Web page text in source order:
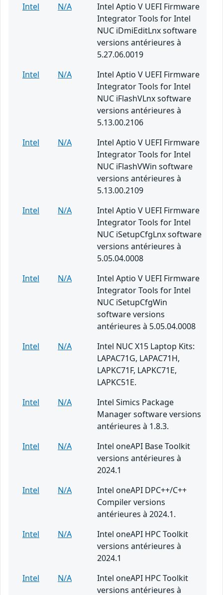
Intel
N/A
Intel Aptio V UEFI Firmware
Integrator Tools for Intel
NUC iDmiEditLnx software
versions antérieures à
5.27.06.0019
Intel
N/A
Intel Aptio V UEFI Firmware
Integrator Tools for Intel
NUC iFlashVLnx software
versions antérieures à
5.13.00.2106
Intel
N/A
Intel Aptio V UEFI Firmware
Integrator Tools for Intel
NUC iFlashVWin software
versions antérieures à
5.13.00.2109
Intel
N/A
Intel Aptio V UEFI Firmware
Integrator Tools for Intel
NUC iSetupCfgLnx software
versions antérieures à
5.05.04.0008
Intel
N/A
Intel Aptio V UEFI Firmware
Integrator Tools for Intel
NUC iSetupCfgWin
software versions
antérieures à 5.05.04.0008
Intel
N/A
Intel NUC X15 Laptop Kits:
LAPAC71G, LAPAC71H,
LAPKC71F, LAPKC71E,
LAPKC51E.
Intel
N/A
Intel Simics Package
Manager software versions
antérieures à 1.8.3.
Intel
N/A
Intel oneAPI Base Toolkit
versions antérieures à
2024.1
Intel
N/A
Intel oneAPI DPC++/C++
Compiler versions
antérieures à 2024.1.
Intel
N/A
Intel oneAPI HPC Toolkit
versions antérieures à
2024.1
Intel
N/A
Intel oneAPI HPC Toolkit
versions antérieures à